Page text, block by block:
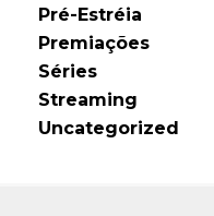
Pré-Estréia
Premiações
Séries
Streaming
Uncategorized